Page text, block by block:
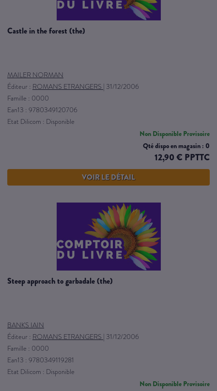
castle in the forest (the)
MAILER NORMAN
Éditeur : ROMANS ETRANGERS | 31/12/2006
Famille : 0000
Ean13 : 9780349120706
Etat Dilicom : Disponible
Non Disponible Provisoire
Qté dispo en magasin : 0
12,90 € PPTTC
VOIR LE DÉTAIL
steep approach to garbadale (the)
BANKS IAIN
Éditeur : ROMANS ETRANGERS | 31/12/2006
Famille : 0000
Ean13 : 9780349119281
Etat Dilicom : Disponible
Non Disponible Provisoire